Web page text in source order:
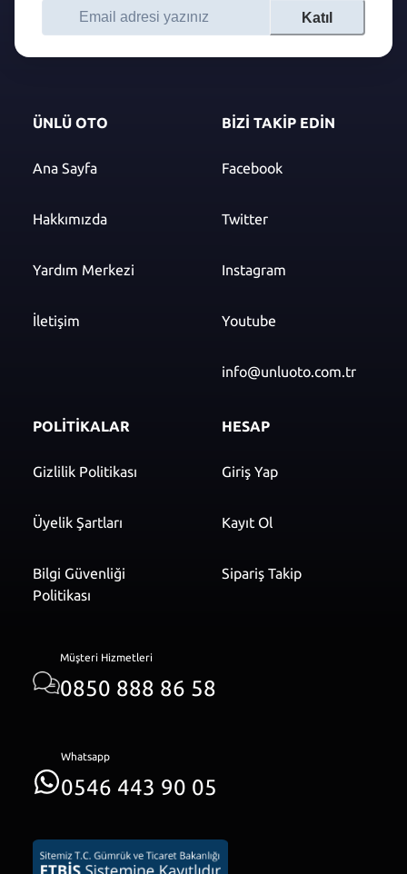
Katıl
ÜNLÜ OTO
Ana Sayfa
Hakkımızda
Yardım Merkezi
İletişim
BİZİ TAKİP EDİN
Facebook
Twitter
Instagram
Youtube
info@unluoto.com.tr
POLİTİKALAR
Gizlilik Politikası
Üyelik Şartları
Bilgi Güvenliği
Politikası
HESAP
Giriş Yap
Kayıt Ol
Sipariş Takip
Müşteri Hizmetleri
0850 888 86 58
Whatsapp
0546 443 90 05